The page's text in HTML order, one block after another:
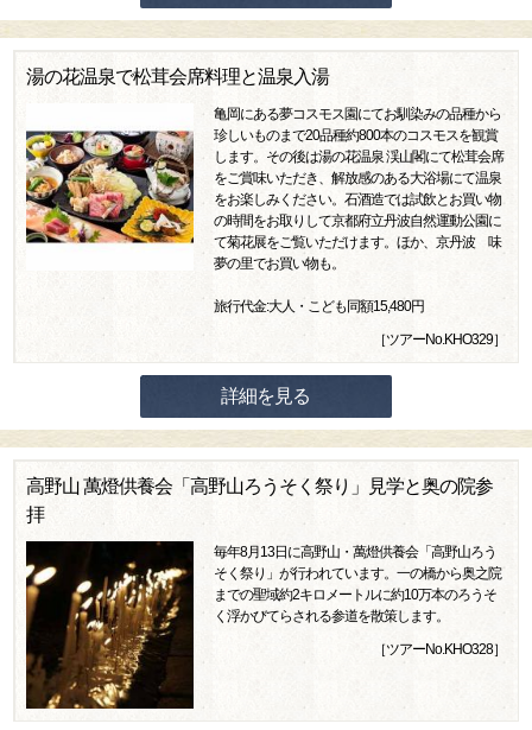
湯の花温泉で松茸会席料理と温泉入湯
亀岡にある夢コスモス園にてお馴染みの品種から
珍しいものまで20品種約800本のコスモスを観賞
します。その後は湯の花温泉 渓山閣にて松茸会席
をご賞味いただき、解放感のある大浴場にて温泉
をお楽しみください。石酒造では試飲とお買い物
の時間をお取りして京都府立丹波自然運動公園に
て菊花展をご覧いただけます。ほか、京丹波 味
夢の里でお買い物も。
旅行代金:大人・こども同額15,480円
［ツアーNo.KHO329］
詳細を見る
高野山 萬燈供養会「高野山ろうそく祭り」見学と奥の院参
拝
毎年8月13日に高野山・萬燈供養会「高野山ろう
そく祭り」が行われています。一の橋から奥之院
までの聖域約2キロメートルに約10万本のろうそ
く浮かびてらされる参道を散策します。
［ツアーNo.KHO328］